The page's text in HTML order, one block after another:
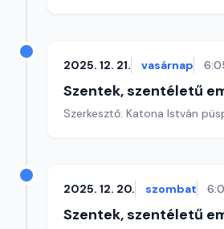
2025. 12. 21. vasárnap
Szentek, szentéletű
Szerkesztő: Katona István
2025. 12. 20. szombat
Szentek, szentéletű